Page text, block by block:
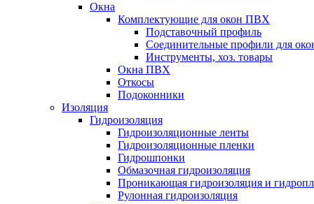
Окна
Комплектующие для окон ПВХ
Подставочный профиль
Соединительные профили для
Инструменты, хоз. товары
Окна ПВХ
Откосы
Подоконники
Изоляция
Гидроизоляция
Гидроизоляционные ленты
Гидроизоляционные пленки
Гидрошпонки
Обмазочная гидроизоляция
Проникающая гидроизоляция и
Рулонная гидроизоляция